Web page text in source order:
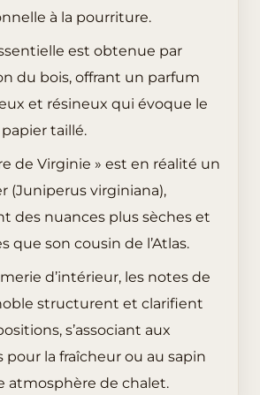
à la pourriture.
est obtenue par
du bois, offrant un parfum
et résineux qui évoque le
taillé.
de Virginie » est en réalité un
(Juniperus virginiana),
des nuances plus sèches et
que son cousin de l’Atlas.
d’intérieur, les notes de
structurent et clarifient
s’associant aux
pour la fraîcheur ou au sapin
atmosphère de chalet.